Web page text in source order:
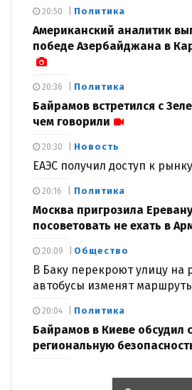
Политика
Американский аналитик
победе Азербайджана в
20:50
Политика
Байрамов встретился с
чем говорили
20:36
Новость
ЕАЭС получил доступ к
20:30
Политика
Москва пригрозила
посоветовать не ехать в
20:16
Общество
В Баку перекроют улицу на
автобусы изменят
20:09
Политика
Байрамов в Киеве обсудил
региональную
20:04